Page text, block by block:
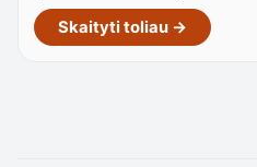
Skaityti toliau →